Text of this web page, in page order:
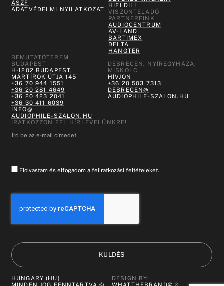
ÁSZF
ADATVÉDELMI NYILATKOZAT
HIFI DILI
VISZONTELADÓ
PARTNEREINK
AUDIOCENTRUM
AV-LAND
BARTIMEX
DELTA
HANGTÉR
BEMUTATÓTEREM
BUDAPEST
H-1202 BUDAPEST,
MÁRTÍROK ÚTJA 145
+36 70 944 1551
+36 20 281 4649
+36 20 423 2041
+36 30 411 6039
INFO@
AUDIOPHILE-SZALON.HU
DEBRECEN, NYÍREGYHÁZA,
MISKOLC
HÍVJON
+36 20 503 7313
DEBRECEN@
AUDIOPHILE-SZALON.HU
IRATKOZZON FEL HÍRLEVELÜNKRE!
Elolvastam és elfogadom a feliratkozási feltételeket.
KÜLDÉS
HUNGARY (HU)
DESIGN BY: